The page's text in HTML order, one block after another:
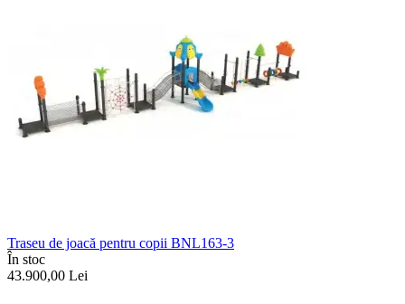
Traseu de joacă pentru copii BNL163-3
În stoc
43.900,00 Lei